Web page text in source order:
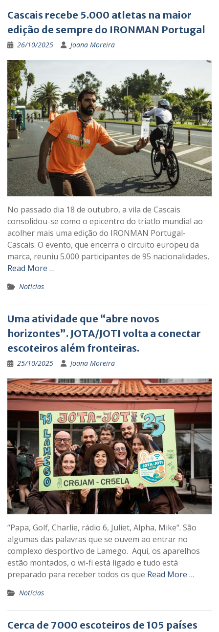
Cascais recebe 5.000 atletas na maior
edição de sempre do IRONMAN Portugal
26/10/2025 Joana Moreira
No passado dia 18 de outubro, a vila de Cascais
consolidou-se como o epicentro do triatlo mundial ao
acolher mais uma edição do IRONMAN Portugal-
Cascais. O evento, que encerra o circuito europeu da
marca, reuniu 5.000 participantes de 95 nacionalidades,
Read More …
Notícias
Uma atividade que “abre novos
horizontes”. JOTA/JOTI volta a conectar
escoteiros além fronteiras.
25/10/2025 Joana Moreira
“Papa, Golf, Charlie, rádio 6, Juliet, Alpha, Mike“. São
algumas das palavras que se ouvem ao entrar no
complexo desportivo de Lamego. Aqui, os aparelhos
estão montados, o wi-fi está ligado e tudo está
preparado para receber todos os que Read More …
Notícias
Cerca de 7000 escoteiros de 105 países